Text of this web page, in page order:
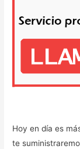
Hoy en día es
te